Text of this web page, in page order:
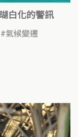
白化的警訊
氣候變遷